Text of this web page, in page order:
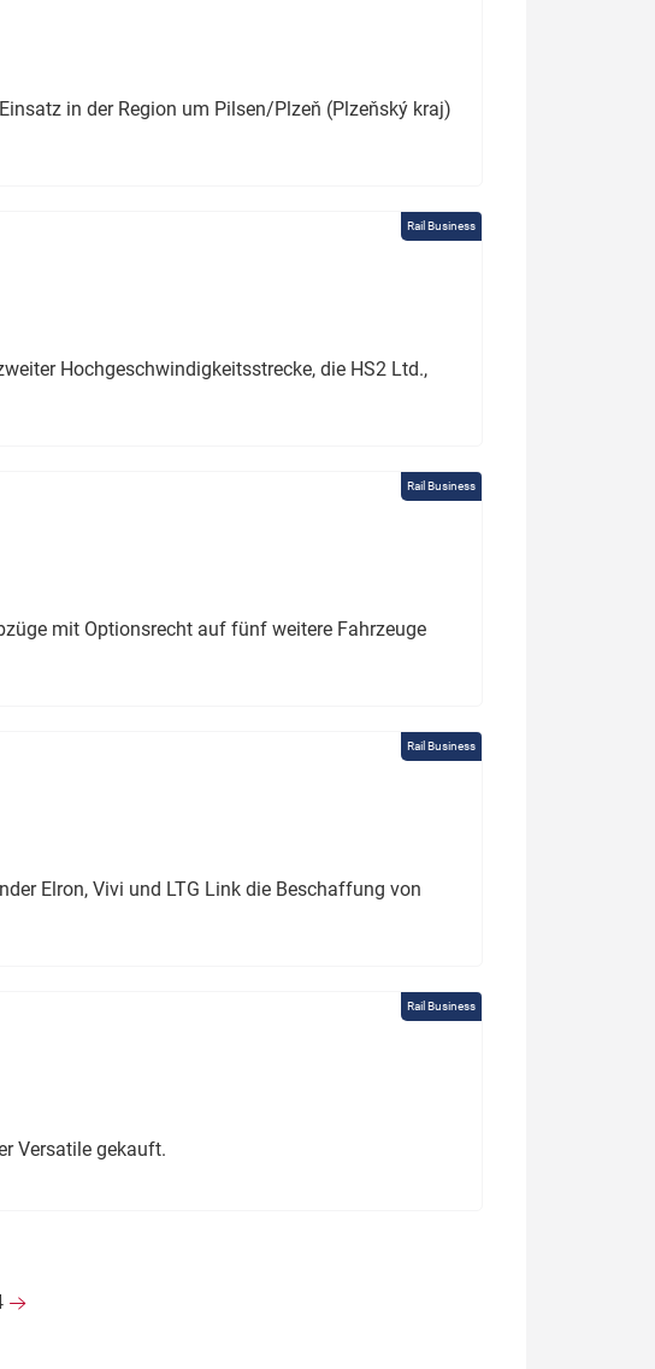
in der Region um Pilsen/Plzeň (Plzeňský kraj)
Rail Business
Hochgeschwindigkeitsstrecke, die HS2 Ltd.,
Rail Business
mit Optionsrecht auf fünf weitere Fahrzeuge
Rail Business
Elron, Vivi und LTG Link die Beschaffung von
Rail Business
Versatile gekauft.